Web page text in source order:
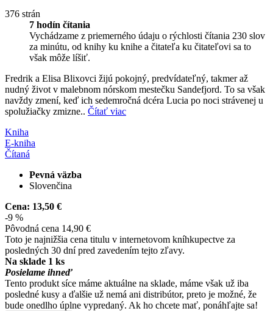
376 strán
7 hodín čítania
Vychádzame z priemerného údaju o rýchlosti čítania 230 slov
za minútu, od knihy ku knihe a čitateľa ku čitateľovi sa to
však môže líšiť.
Fredrik a Elisa Blixovci žijú pokojný, predvídateľný, takmer až
nudný život v malebnom nórskom mestečku Sandefjord. To sa však
navždy zmení, keď ich sedemročná dcéra Lucia po noci strávenej u
spolužiačky zmizne.. Čítať viac
Kniha
E-kniha
Čítaná
Pevná väzba
Slovenčina
Cena: 13,50 €
-9 %
Pôvodná cena 14,90 €
Toto je najnižšia cena titulu v internetovom kníhkupectve za
posledných 30 dní pred zavedením tejto zľavy.
Na sklade 1 ks
Posielame ihneď
Tento produkt síce máme aktuálne na sklade, máme však už iba
posledné kusy a ďalšie už nemá ani distribútor, preto je možné, že
bude onedlho úplne vypredaný. Ak ho chcete mať, ponáhľajte sa!